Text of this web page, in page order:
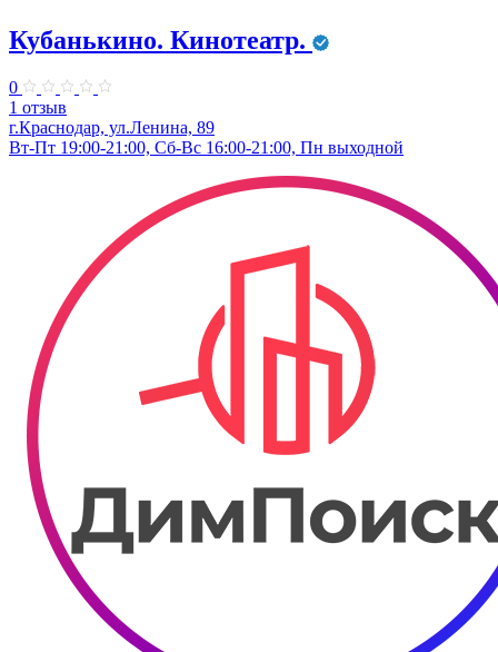
Кубанькино. Кинотеатр.
0
1 отзыв
г.Краснодар, ул.Ленина, 89
Вт-Пт 19:00-21:00, Сб-Вс 16:00-21:00, Пн выходной